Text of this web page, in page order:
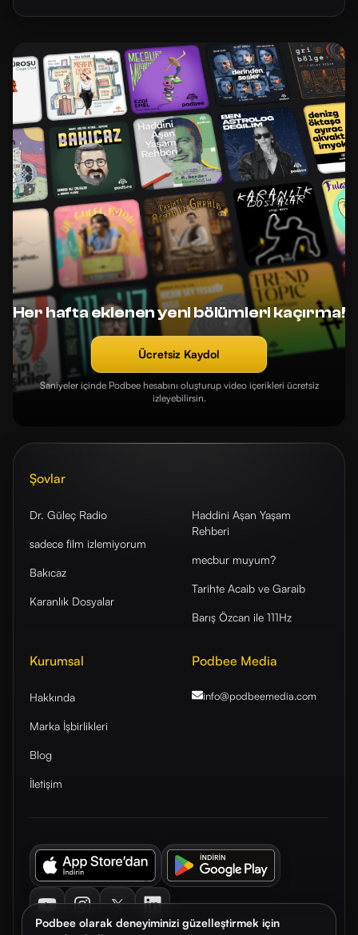
Podbee olarak deneyiminizi güzelleştirmek için
Her hafta eklenen yeni bölümleri kaçırma!
Ücretsiz Kaydol
Saniyeler içinde Podbee hesabını oluşturup video içerikleri ücretsiz
izleyebilirsin.
Şovlar
Dr. Güleç Radio
sadece film izlemiyorum
Bakıcaz
Karanlık Dosyalar
Haddini Aşan Yaşam
Rehberi
mecbur muyum?
Tarihte Acaib ve Garaib
Barış Özcan ile 111Hz
Kurumsal
Hakkında
Marka İşbirlikleri
Blog
İletişim
Podbee Media
info@podbeemedia.com